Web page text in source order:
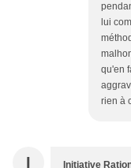
lui
qu'en
rien à
I Initiative